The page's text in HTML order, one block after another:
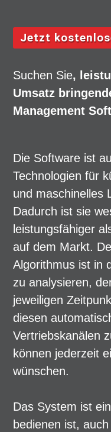
Jetzt
Suchen Sie,
Umsatz
Management
Die Software ist
Technologien für
und maschinelles
Dadurch ist sie
leistungsfähiger
auf dem Markt.
Algorithmus ist in
zu analysieren,
jeweiligen
diesen
Vertriebskanälen
können jederzeit
wünschen.
Das System ist
bedienen ist,